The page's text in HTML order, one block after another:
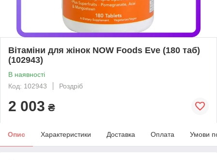
Вітаміни для жінок NOW Foods Eve (180 таб)
(102943)
В наявності
Код: 102943
Роздріб
2 003 ₴
Опис Характеристики Доставка Оплата Умови